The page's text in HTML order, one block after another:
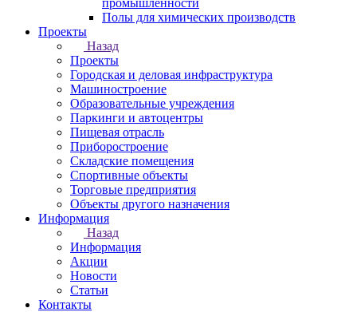
промышленности
Полы для химических производств
Проекты
Назад
Проекты
Городская и деловая инфраструктура
Машиностроение
Образовательные учреждения
Паркинги и автоцентры
Пищевая отрасль
Приборостроение
Складские помещения
Спортивные объекты
Торговые предприятия
Объекты другого назначения
Информация
Назад
Информация
Акции
Новости
Статьи
Контакты